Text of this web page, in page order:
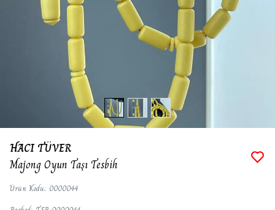
HACI TÜVER
Majong Oyun Taşı Tesbih
Ürün Kodu: 0000044